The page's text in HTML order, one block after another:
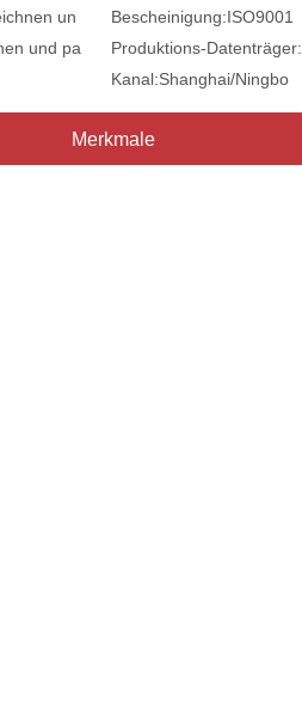
un
und pa
Bescheinigung:ISO9001
Produktions-Datenträger:
Kanal:Shanghai/Ningbo
Merkmale